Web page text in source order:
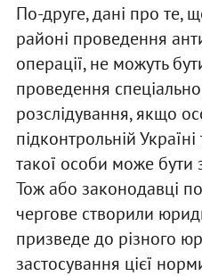
По-друге, дані про те,
районі проведення
операції, не можуть
проведення
розслідування, якщо
підконтрольній
такої особи може бути
Тож або законодавці
чергове створили
призведе до різного
застосування цієї